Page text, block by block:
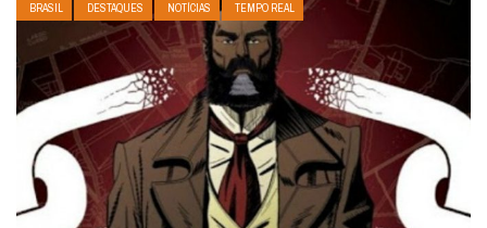
BRASIL DESTAQUES NOTÍCIAS TEMPO REAL